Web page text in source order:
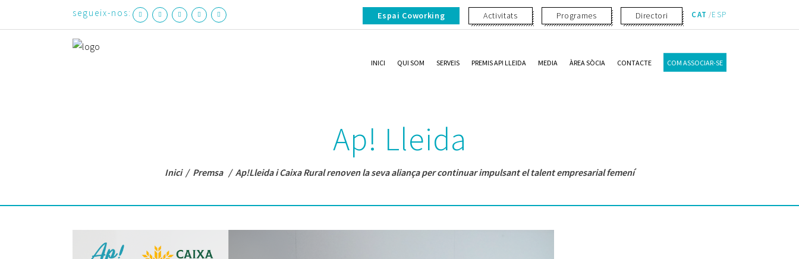
segueix-nos: Espai Coworking Activitats Programes Directori CAT ESP
INICI QUI SOM SERVEIS PREMIS AP! LLEIDA MEDIA ÀREA SÒCIA CONTACTE COM ASSOCIAR-SE
Ap! Lleida
Inici/ Premsa / Ap!Lleida i Caixa Rural renoven la seva aliança per continuar impulsant el talent empresarial femení